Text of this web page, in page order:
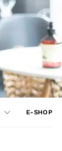
E-SHOP